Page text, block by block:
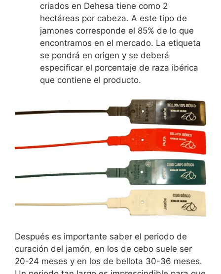
criados en Dehesa tiene como 2
hectáreas por cabeza. A este tipo de
jamones corresponde el 85% de lo que
encontramos en el mercado. La etiqueta
se pondrá en origen y se deberá
especificar el porcentaje de raza ibérica
que contiene el producto.
Después es importante saber el periodo de
curación del jamón, en los de cebo suele ser
20-24 meses y en los de bellota 30-36 meses.